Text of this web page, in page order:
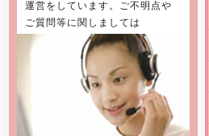
運営をしています。ご不明点や
ご質問等に関しましては